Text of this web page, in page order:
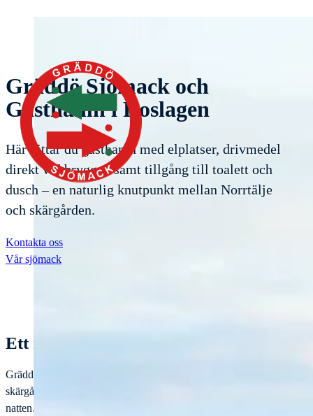
Gräddö Sjömack och
Gästhamn i Roslagen
Här hittar du gästhamn med elplatser, drivmedel
direkt vid bryggan samt tillgång till toalett och
dusch – en naturlig knutpunkt mellan Norrtälje
och skärgården.
Kontakta oss
Vår sjömack
Ett naturligt stopp i Gräddö
Gräddö ligger längst ut på Rådmansö vid Norrtäljevikens mynning
skärgården. Här möts skärgårdsnatur, småbåtshamn och sommarliv
natten.